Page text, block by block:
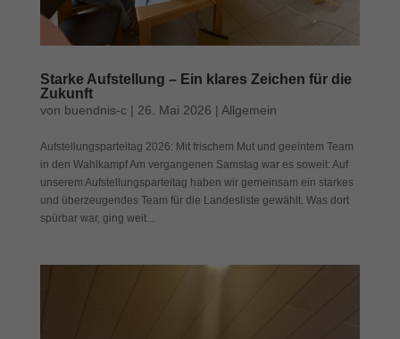
Starke Aufstellung – Ein klares Zeichen für die
Zukunft
von buendnis-c| 26. Mai 2026 | Allgemein
Aufstellungsparteitag 2026: Mit frischem Mut und geeintem Team
in den Wahlkampf Am vergangenen Samstag war es soweit: Auf
unserem Aufstellungsparteitag haben wir gemeinsam ein starkes
und überzeugendes Team für die Landesliste gewählt. Was dort
spürbar war, ging weit...
Datenschutzerklärung.
Hier finden Sie eine Übersicht über alle verwendeten Cookies. Sie
können Ihre Einwilligung zu ganzen Kategorien geben oder sich
Datenschutzeinstellungen
Essenziell (1)
Essenzielle Cookies ermöglichen grundlegende Funktionen und sind für
die einwandfreie Funktion der Website erforderlich.